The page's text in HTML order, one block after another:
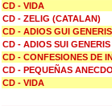
CD - VIDA
CD - ZELIG (CATALAN)
CD - ADIOS GUI
CD - ADIOS SUI
CD - CONFESIONES DE
CD - PEQUEÑAS
CD - VIDA